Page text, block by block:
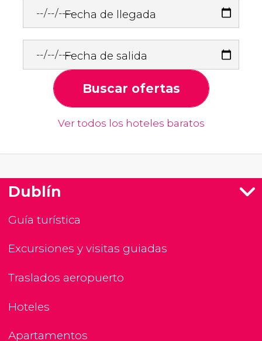
Fecha de llegada
Fecha de salida
Buscar ofertas
Ver todos los hoteles baratos
Dublín
Guía turística
Excursiones y visitas guiadas
Traslados aeropuerto
Hoteles
Apartamentos